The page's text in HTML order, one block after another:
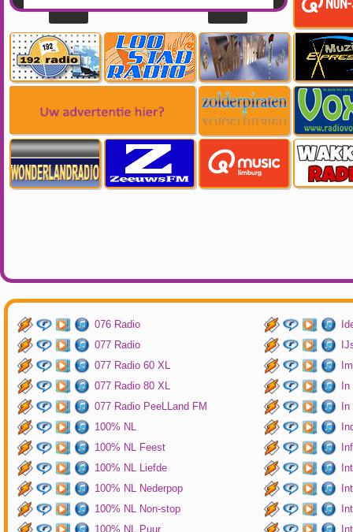
076 Radio
077 Radio
077 Radio 60 XL
077 Radio 80 XL
077 Radio PeeLLand FM
100% NL
100% NL Feest
100% NL Liefde
100% NL Nederpop
100% NL Non-stop
100% NL Puur